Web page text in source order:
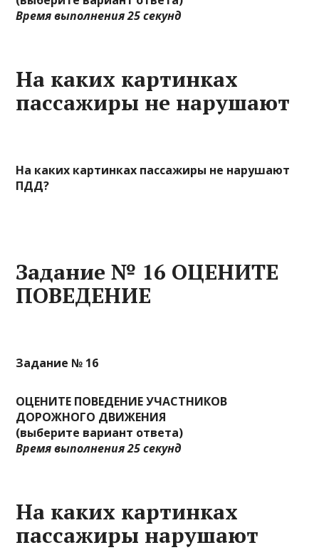
Время выполнения 25 секунд
На каких картинках
пассажиры не нарушают
На каких картинках пассажиры не нарушают
ПДД?
Задание № 16 ОЦЕНИТЕ
ПОВЕДЕНИЕ
Задание № 16
ОЦЕНИТЕ ПОВЕДЕНИЕ УЧАСТНИКОВ
ДОРОЖНОГО ДВИЖЕНИЯ
(выберите вариант ответа)
Время выполнения 25 секунд
На каких картинках
пассажиры нарушают